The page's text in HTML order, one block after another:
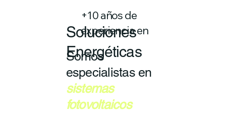
Soluciones
Energéticas
+10 años de
experiencia en
Somos
especialistas en
sistemas
fotovoltaicos